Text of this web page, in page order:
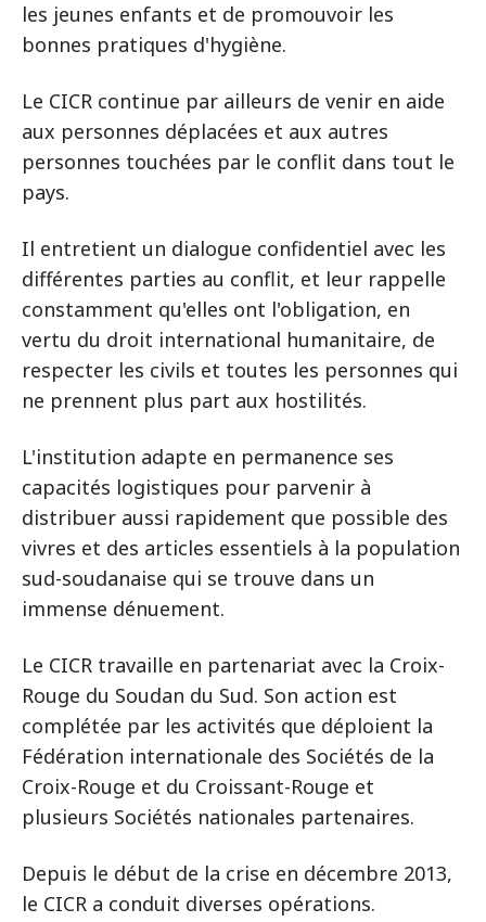
les jeunes enfants et de promouvoir les
bonnes pratiques d'hygiène.
Le CICR continue par ailleurs de venir en aide
aux personnes déplacées et aux autres
personnes touchées par le conflit dans tout le
pays.
Il entretient un dialogue confidentiel avec les
différentes parties au conflit, et leur rappelle
constamment qu'elles ont l'obligation, en
vertu du droit international humanitaire, de
respecter les civils et toutes les personnes qui
ne prennent plus part aux hostilités.
L'institution adapte en permanence ses
capacités logistiques pour parvenir à
distribuer aussi rapidement que possible des
vivres et des articles essentiels à la population
sud-soudanaise qui se trouve dans un
immense dénuement.
Le CICR travaille en partenariat avec la Croix-
Rouge du Soudan du Sud. Son action est
complétée par les activités que déploient la
Fédération internationale des Sociétés de la
Croix-Rouge et du Croissant-Rouge et
plusieurs Sociétés nationales partenaires.
Depuis le début de la crise en décembre 2013,
le CICR a conduit diverses opérations.